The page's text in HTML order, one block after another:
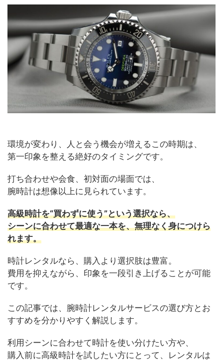
環境が変わり、人と会う機会が増えるこの時期は、
第一印象を整える絶好のタイミングです。
打ち合わせや会食、初対面の場面では、
腕時計は想像以上に見られています。
高級時計を“買わずに使う”という選択なら、
シーンに合わせて最適な一本を、無理なく身につけら
れます。
時計レンタルなら、購入より選択肢は豊富。
費用を抑えながら、印象を一段引き上げることが可能
です。
この記事では、腕時計レンタルサービスの選び方とお
すすめを分かりやすく解説します。
利用シーンに合わせて時計を使い分けたい方や、
購入前に高級時計を試したい方にとって、レンタルは